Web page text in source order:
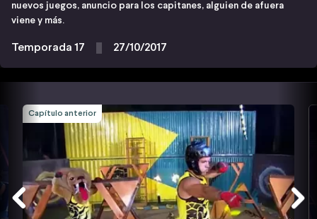
nuevos juegos, anuncio para los capitanes, alguien de afuera
viene y más.
Temporada 17 27/10/2017
Capítulo anterior